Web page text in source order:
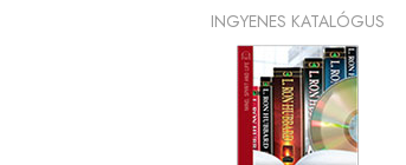
INGYENES KATALÓGUS